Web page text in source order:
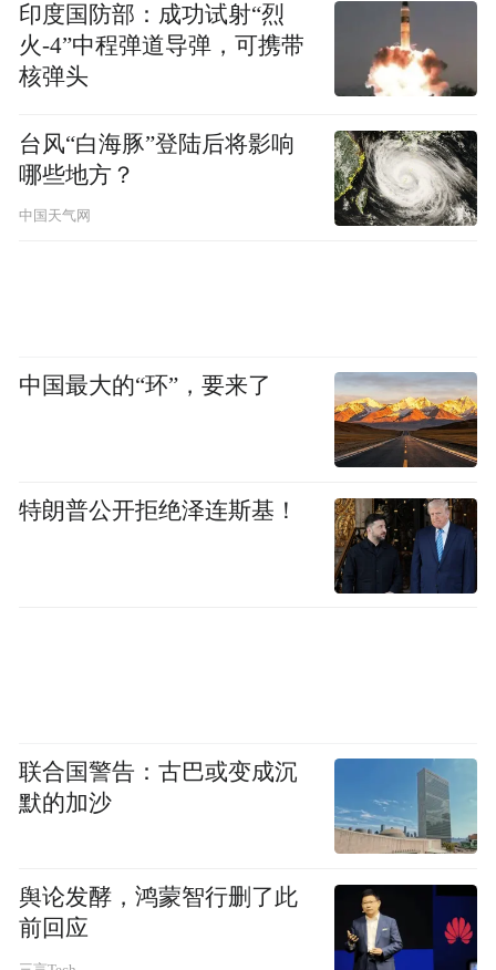
印度国防部：成功试射“烈
火-4”中程弹道导弹，可携带
核弹头
台风“白海豚”登陆后将影响
哪些地方？
中国天气网
中国最大的“环”，要来了
特朗普公开拒绝泽连斯基！
联合国警告：古巴或变成沉
默的加沙
舆论发酵，鸿蒙智行删了此
前回应